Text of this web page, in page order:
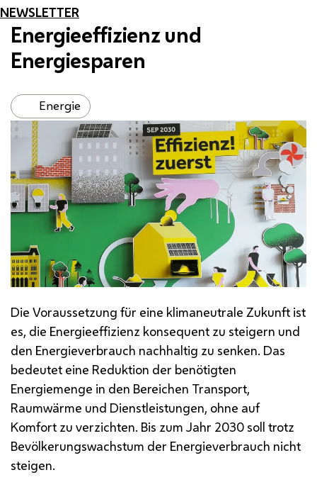
NEWSLETTER
Energieeffizienz und
Energiesparen
Energie
Die Voraussetzung für eine klimaneutrale Zukunft ist
es, die Energieeffizienz konsequent zu steigern und
den Energieverbrauch nachhaltig zu senken. Das
bedeutet eine Reduktion der benötigten
Energiemenge in den Bereichen Transport,
Raumwärme und Dienstleistungen, ohne auf
Komfort zu verzichten. Bis zum Jahr 2030 soll trotz
Bevölkerungswachstum der Energieverbrauch nicht
steigen.